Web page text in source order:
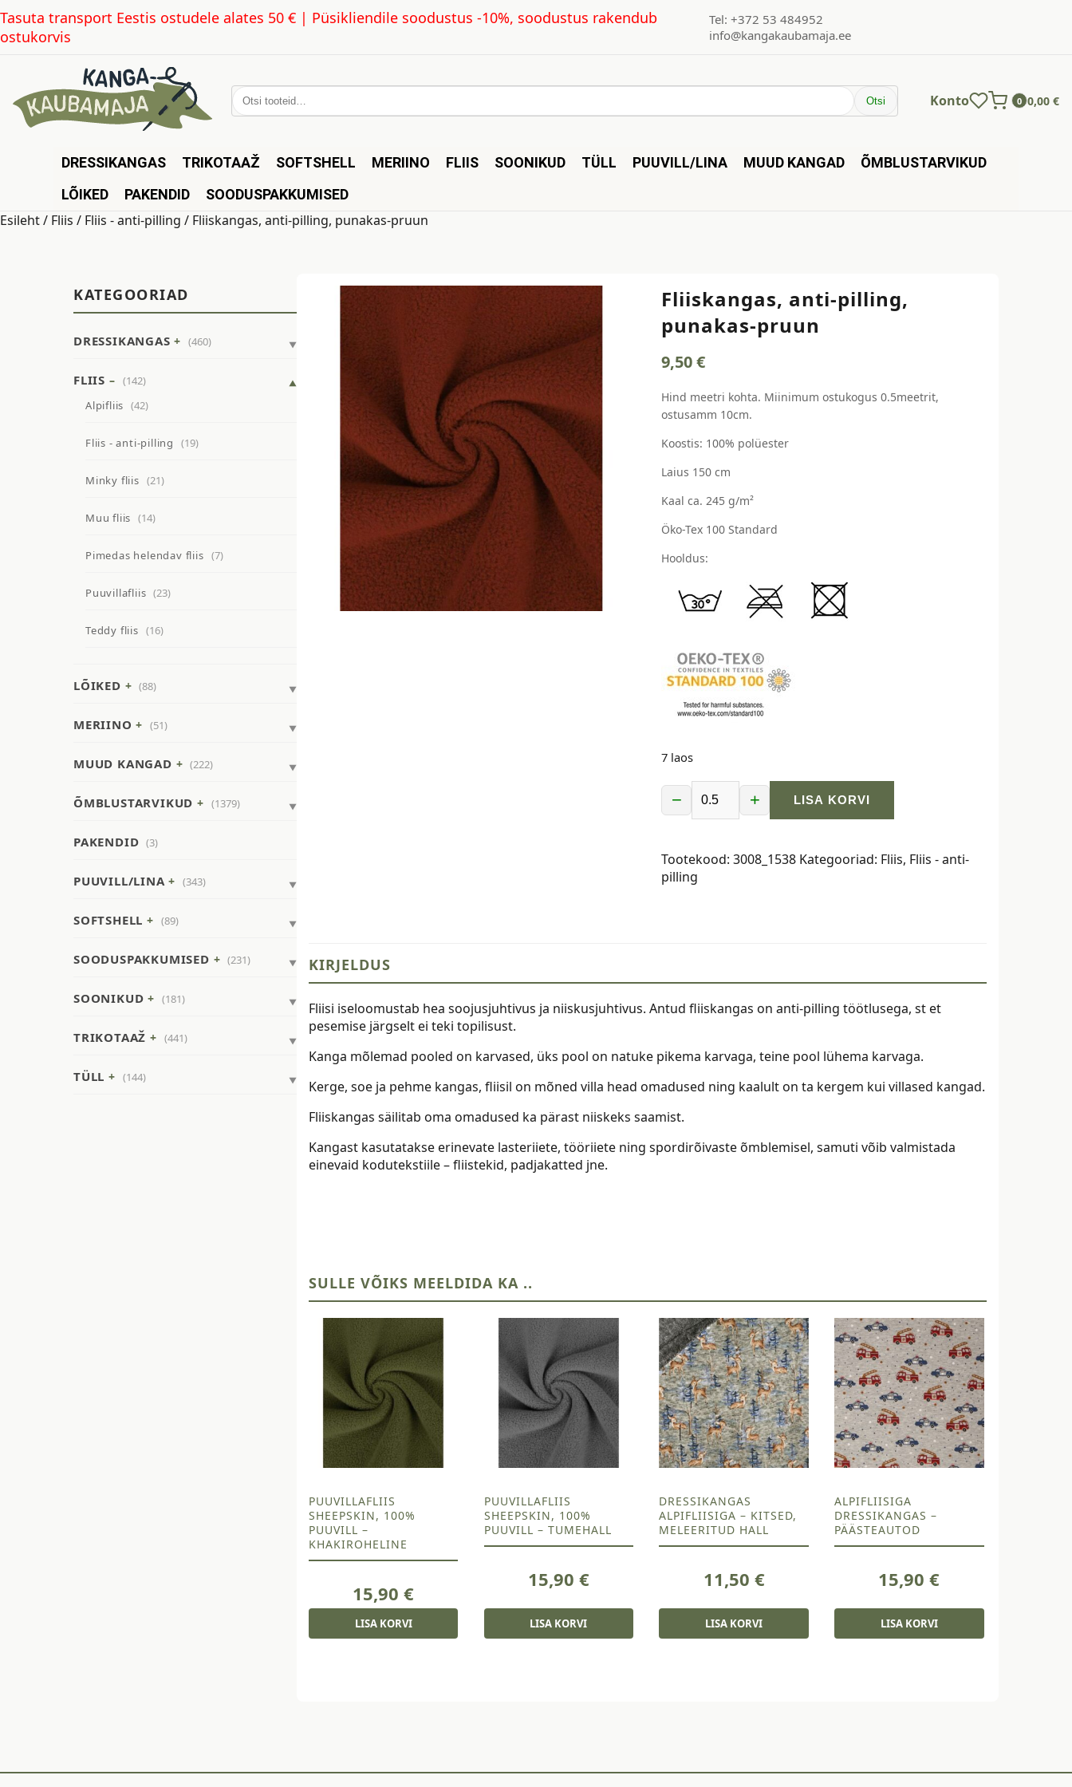
Tasuta transport Eestis ostudele alates 50 € | Püsikliendile soodustus -10%, soodustus rakendub
ostukorvis
Tel: +372 53 484952
info@kangakaubamaja.ee
Otsi: Otsi Konto 0 0,00 €
DRESSIKANGAS TRIKOTAAŽ SOFTSHELL MERIINO FLIIS SOONIKUD TÜLL PUUVILL/LINA MUUD KANGAD
ÕMBLUSTARVIKUD
LÕIKED
PAKENDID SOODUSPAKKUMISED
Esileht/ Fliis / Fliis - anti-pilling / Fliiskangas, anti-pilling, punakas-pruun
KATEGOORIAD
DRESSIKANGAS (460)
FLIIS
(142)
Alpifliis (42)
Fliis - anti-pilling (19)
Minky fliis (21)
Muu fliis (14)
Pimedas helendav fliis (7)
Puuvillafliis (23)
Teddy fliis (16)
LÕIKED (88)
MERIINO (51)
MUUD KANGAD (222)
ÕMBLUSTARVIKUD (1379)
PAKENDID (3)
PUUVILL/LINA (343)
SOFTSHELL (89)
SOODUSPAKKUMISED (231)
SOONIKUD (181)
TRIKOTAAŽ (441)
TÜLL (144)
Fliiskangas, anti-pilling,
punakas-pruun
9,50€
Hind meetri kohta. Miinimum ostukogus 0.5meetrit,
ostusamm 10cm.
Koostis: 100% polüester
Laius 150 cm
Kaal ca. 245 g/m²
Öko-Tex 100 Standard
Hooldus:
7 laos
−
Fliiskangas,
punakas-
pruun
+ LISA KORVI
Tootekood: 3008_1538 Kategooriad: Fliis, Fliis - anti-
pilling
KIRJELDUS
Fliisi iseloomustab hea soojusjuhtivus ja niiskusjuhtivus. Antud fliiskangas on anti-pilling töötlusega, st et
pesemise järgselt ei teki topilisust.
Kanga mõlemad pooled on karvased, üks pool on natuke pikema karvaga, teine pool lühema karvaga.
Kerge, soe ja pehme kangas, fliisil on mõned villa head omadused ning kaalult on ta kergem kui villased kangad.
Fliiskangas säilitab oma omadused ka pärast niiskeks saamist.
Kangast kasutatakse erinevate lasteriiete, tööriiete ning spordirõivaste õmblemisel, samuti võib valmistada
einevaid kodutekstiile – fliistekid, padjakatted jne.
SULLE VÕIKS MEELDIDA KA ..
PUUVILLAFLIIS
SHEEPSKIN, 100%
PUUVILL –
KHAKIROHELINE
15,90€
LISA KORVI
PUUVILLAFLIIS
SHEEPSKIN, 100%
PUUVILL – TUMEHALL
15,90 €
LISA KORVI
DRESSIKANGAS
ALPIFLIISIGA – KITSED,
MELEERITUD HALL
11,50 €
LISA KORVI
ALPIFLIISIGA
DRESSIKANGAS –
PÄÄSTEAUTOD
15,90€
LISA KORVI